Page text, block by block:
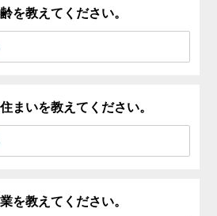
を教えてください。
まいを教えてください。
を教えてください。